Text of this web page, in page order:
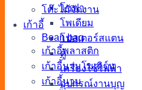
โซฟา
โพเดียม
โปสเตอร์สแตน
ตู้
เครื่องใช้ไฟฟ้า
อุปกรณ์งานบุญ
โต๊ะไม้จัดงาน
เก้าอี้
Bean bag
เก้าอี้พลาสติก
เก้าอี้นวมโมเดิร์น
เก้าอี้นวม